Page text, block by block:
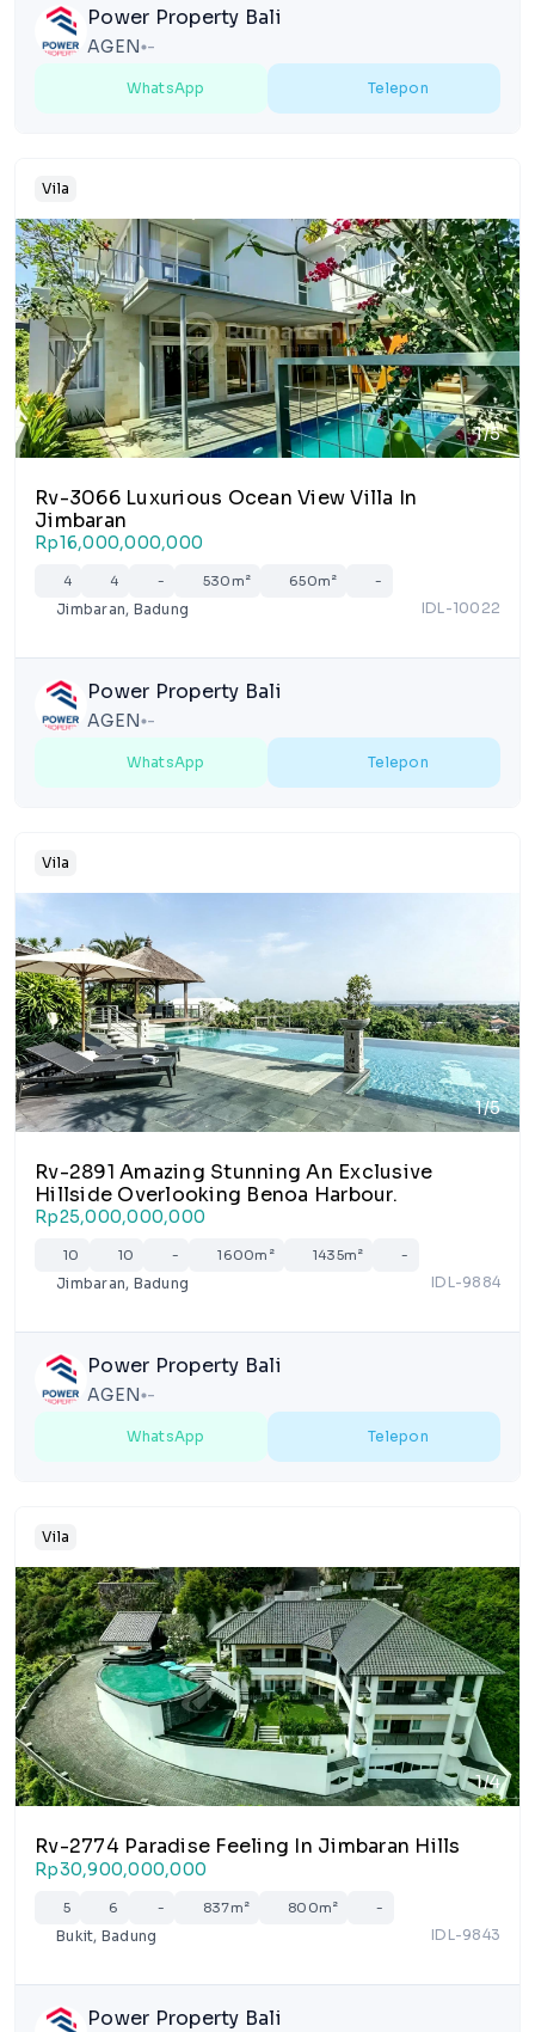
Power Property Bali
AGEN lens -
WhatsApp Telepon
Vila
1/5
Rv-3066 Luxurious Ocean View Villa In
Jimbaran
Rp16,000,000,000
4 4 - 530m² 650m² -
Jimbaran, Badung IDL-10022
Power Property Bali
AGEN lens -
WhatsApp Telepon
Vila
1/5
Rv-2891 Amazing Stunning An Exclusive
Hillside Overlooking Benoa Harbour.
Rp25,000,000,000
10 10 - 1600m² 1435m² -
Jimbaran, Badung IDL-9884
Power Property Bali
AGEN lens -
WhatsApp Telepon
Vila
1/4
Rv-2774 Paradise Feeling In Jimbaran Hills
Rp30,900,000,000
5 6 - 837m² 800m² -
Bukit, Badung IDL-9843
Power Property Bali